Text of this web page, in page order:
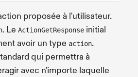
proposée à l'utilisateur.
. Le ActionGetResponse initial
avoir un type action.
qui permettra à
avec n'importe laquelle